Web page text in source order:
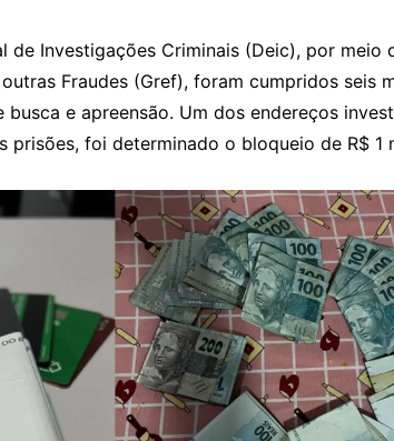
de Investigações Criminais (Deic), por meio
Fraudes (Gref), foram cumpridos seis
e apreensão. Um dos endereços
prisões, foi determinado o bloqueio de R$ 1